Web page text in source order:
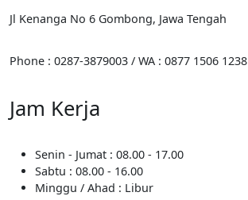
Jl Kenanga No 6 Gombong, Jawa Tengah
Phone : 0287-3879003 / WA : 0877 1506 1238
Jam Kerja
Senin - Jumat : 08.00 - 17.00
Sabtu : 08.00 - 16.00
Minggu / Ahad : Libur